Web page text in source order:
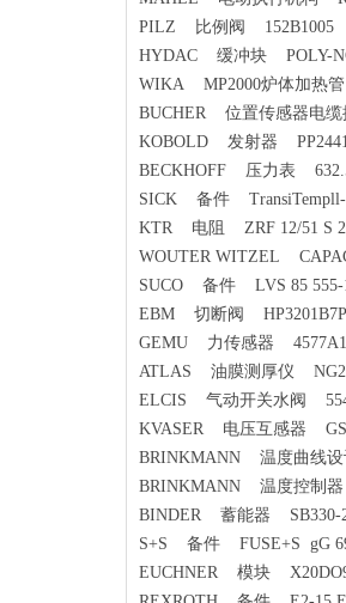
PILZ 比例阀 152B1005
HYDAC 缓冲块 POLY-
WIKA MP2000炉体加热
BUCHER 位置传感器电
KOBOLD 发射器
BECKHOFF 压力表
SICK 备件 TransiTempll-
KTR 电阻 ZRF 12/51 S
WOUTER WITZEL
SUCO 备件 LVS 85 555-
EBM 切断阀
GEMU 力传感器
ATLAS 油膜测厚仪 NG2
ELCIS 气动开关水阀 554
KVASER 电压互感器
BRINKMANN 温度曲线
BRINKMANN 温度控制器
BINDER 蓄能器 SB330-
S+S 备件 FUSE+S
EUCHNER 模块